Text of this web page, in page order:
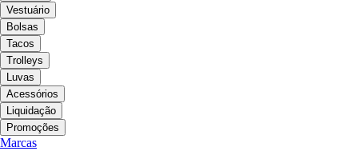
Vestuário
Bolsas
Tacos
Trolleys
Luvas
Acessórios
Liquidação
Promoções
Marcas